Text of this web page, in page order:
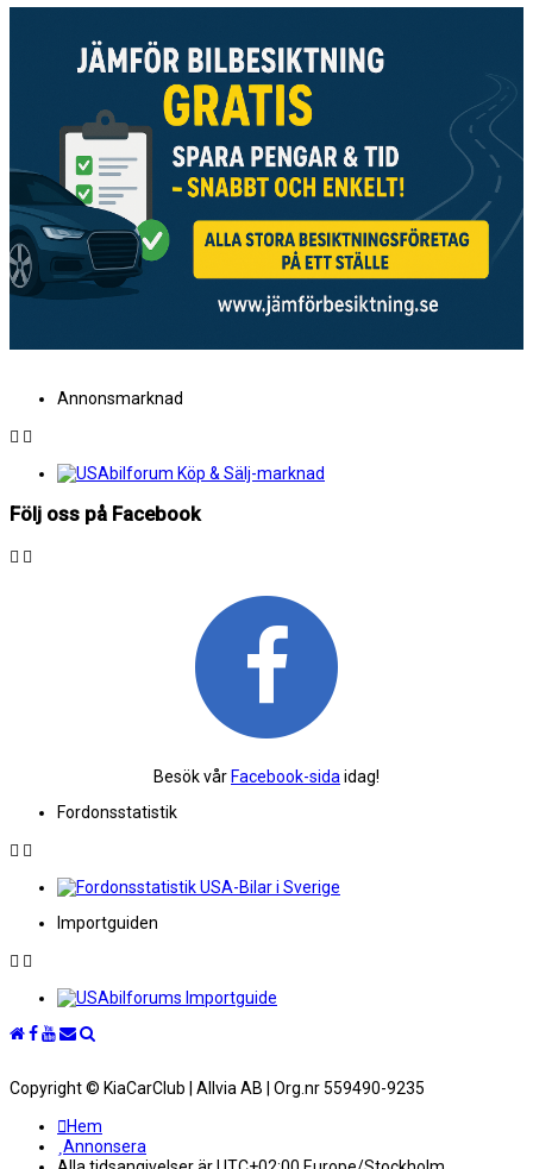
Annonsmarknad
Följ oss på Facebook
Besök vår Facebook-sida idag!
Fordonsstatistik
Importguiden
Copyright © KiaCarClub | Allvia AB | Org.nr 559490-9235
Hem
Annonsera